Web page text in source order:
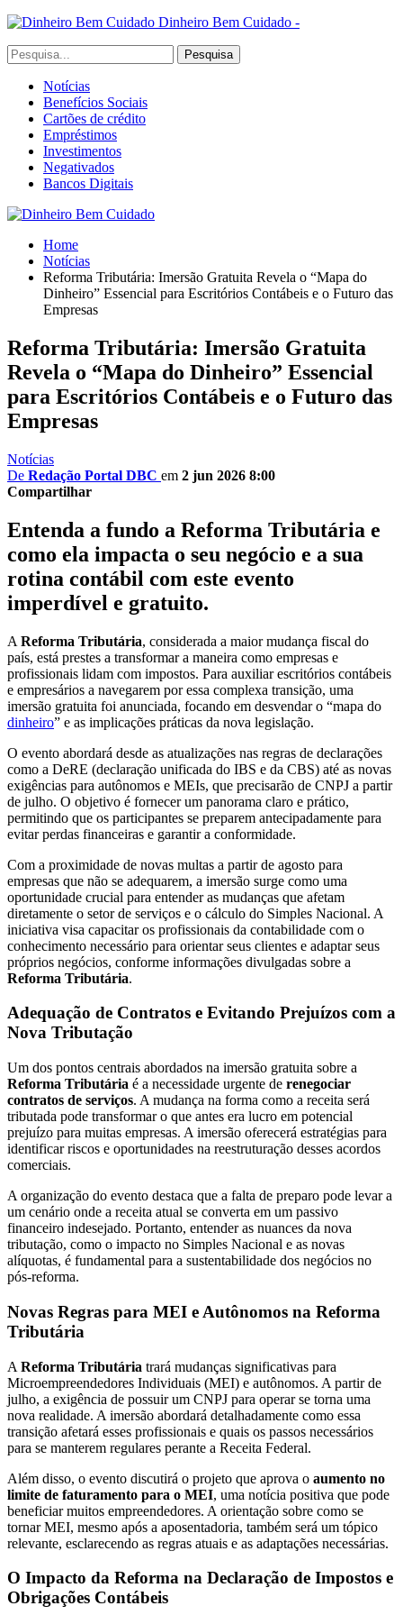
Dinheiro Bem Cuidado -
Notícias
Benefícios Sociais
Cartões de crédito
Empréstimos
Investimentos
Negativados
Bancos Digitais
Home
Notícias
Reforma Tributária: Imersão Gratuita Revela o “Mapa do
Dinheiro” Essencial para Escritórios Contábeis e o Futuro das
Empresas
Reforma Tributária: Imersão Gratuita
Revela o “Mapa do Dinheiro” Essencial
para Escritórios Contábeis e o Futuro das
Empresas
Notícias
De Redação Portal DBC em 2 jun 2026 8:00
Compartilhar
Entenda a fundo a Reforma Tributária e
como ela impacta o seu negócio e a sua
rotina contábil com este evento
imperdível e gratuito.
A Reforma Tributária, considerada a maior mudança fiscal do
país, está prestes a transformar a maneira como empresas e
profissionais lidam com impostos. Para auxiliar escritórios contábeis
e empresários a navegarem por essa complexa transição, uma
imersão gratuita foi anunciada, focando em desvendar o “mapa do
dinheiro” e as implicações práticas da nova legislação.
O evento abordará desde as atualizações nas regras de declarações
como a DeRE (declaração unificada do IBS e da CBS) até as novas
exigências para autônomos e MEIs, que precisarão de CNPJ a partir
de julho. O objetivo é fornecer um panorama claro e prático,
permitindo que os participantes se preparem antecipadamente para
evitar perdas financeiras e garantir a conformidade.
Com a proximidade de novas multas a partir de agosto para
empresas que não se adequarem, a imersão surge como uma
oportunidade crucial para entender as mudanças que afetam
diretamente o setor de serviços e o cálculo do Simples Nacional. A
iniciativa visa capacitar os profissionais da contabilidade com o
conhecimento necessário para orientar seus clientes e adaptar seus
próprios negócios, conforme informações divulgadas sobre a
Reforma Tributária.
Adequação de Contratos e Evitando Prejuízos com a
Nova Tributação
Um dos pontos centrais abordados na imersão gratuita sobre a
Reforma Tributária é a necessidade urgente de renegociar
contratos de serviços. A mudança na forma como a receita será
tributada pode transformar o que antes era lucro em potencial
prejuízo para muitas empresas. A imersão oferecerá estratégias para
identificar riscos e oportunidades na reestruturação desses acordos
comerciais.
A organização do evento destaca que a falta de preparo pode levar a
um cenário onde a receita atual se converta em um passivo
financeiro indesejado. Portanto, entender as nuances da nova
tributação, como o impacto no Simples Nacional e as novas
alíquotas, é fundamental para a sustentabilidade dos negócios no
pós-reforma.
Novas Regras para MEI e Autônomos na Reforma
Tributária
A Reforma Tributária trará mudanças significativas para
Microempreendedores Individuais (MEI) e autônomos. A partir de
julho, a exigência de possuir um CNPJ para operar se torna uma
nova realidade. A imersão abordará detalhadamente como essa
transição afetará esses profissionais e quais os passos necessários
para se manterem regulares perante a Receita Federal.
Além disso, o evento discutirá o projeto que aprova o aumento no
limite de faturamento para o MEI, uma notícia positiva que pode
beneficiar muitos empreendedores. A orientação sobre como se
tornar MEI, mesmo após a aposentadoria, também será um tópico
relevante, esclarecendo as regras atuais e as adaptações necessárias.
O Impacto da Reforma na Declaração de Impostos e
Obrigações Contábeis